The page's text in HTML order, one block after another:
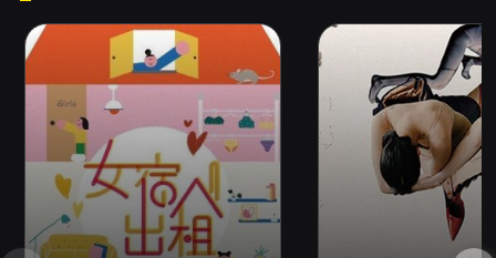
《不OK的我們也很好》早知道我們都不OK，為
什麼還要忍耐著各種傷口，咬牙在一起呢？
【節目介紹】
2024年11月，由悅知文化出版，夫夫之道著作之
《不OK的我們也很好》一書，書裡提及伴侶關